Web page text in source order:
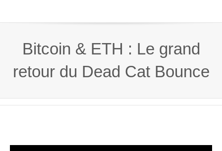
Bitcoin & ETH : Le grand
retour du Dead Cat Bounce